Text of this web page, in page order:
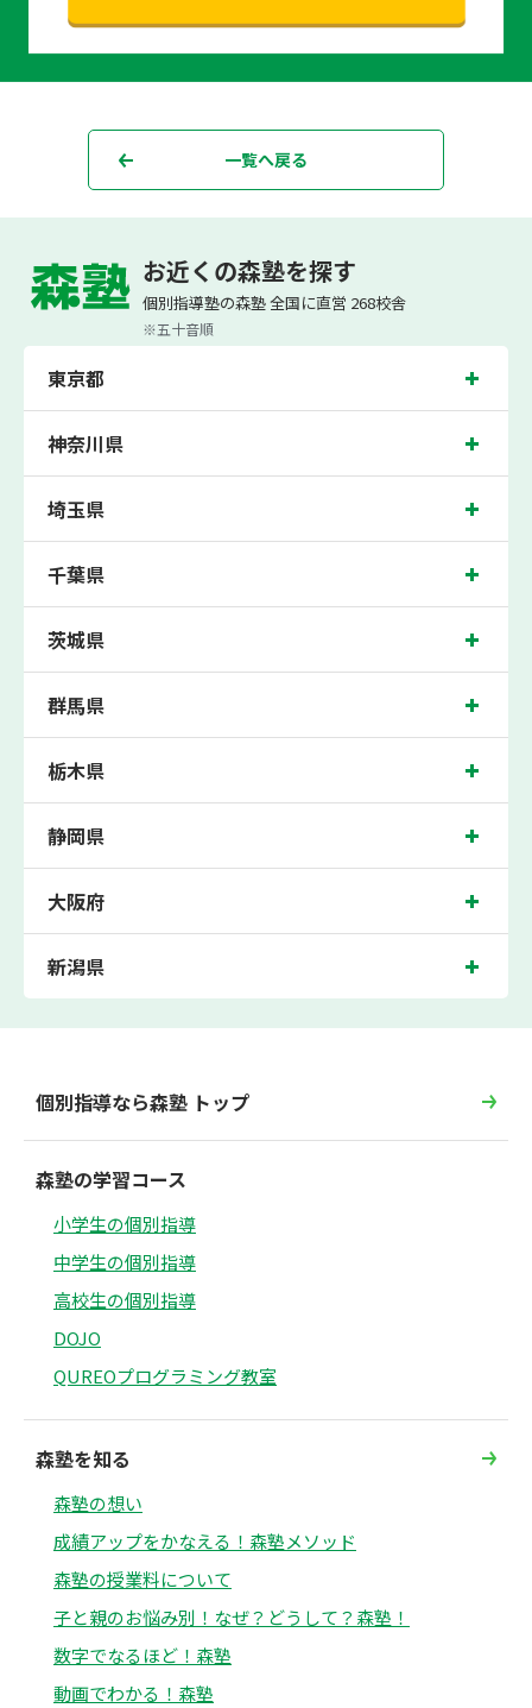
一覧へ戻る
個別指導なら森塾 森塾からのお知らせ 【大好評につき受付終了】2023 夏期講習 5日間"
お近くの森塾を探す
個別指導塾の森塾 全国に直営 268校舎
※五十音順
東京都
神奈川県
埼玉県
千葉県
茨城県
群馬県
栃木県
静岡県
大阪府
新潟県
個別指導なら森塾 トップ
森塾の学習コース
小学生の個別指導
中学生の個別指導
高校生の個別指導
DOJO
QUREOプログラミング教室
森塾を知る
森塾の想い
成績アップをかなえる！森塾メソッド
森塾の授業料について
子と親のお悩み別！なぜ？どうして？森塾！
数字でなるほど！森塾
動画でわかる！森塾